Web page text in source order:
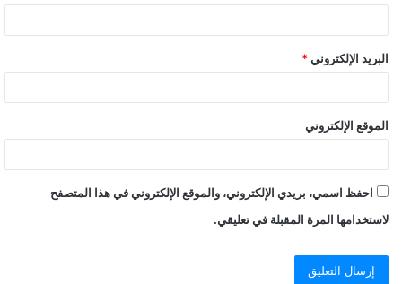
البريد الإلكتروني *
الموقع الإلكتروني
احفظ اسمي، بريدي الإلكتروني، والموقع الإلكتروني في هذا المتصفح
لاستخدامها المرة المقبلة في تعليقي.